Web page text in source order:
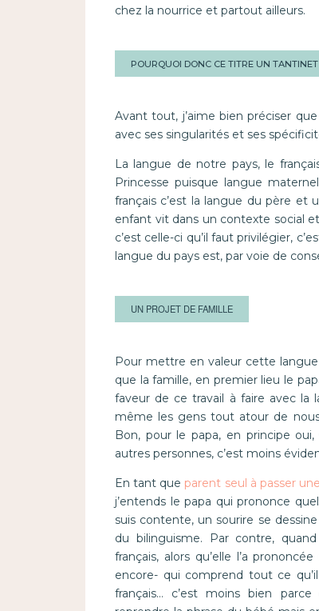
chez la nourrice et partout ailleurs.
POURQUOI DONC CE TITRE UN
Avant tout, j’aime bien préciser
avec ses singularités et ses
La langue de notre pays, le
Princesse puisque langue
français c’est la langue du père et
enfant vit dans un contexte social
c’est celle-ci qu’il faut privilégier,
langue du pays est, par voie de
UN PROJET DE FAMILLE
Pour mettre en valeur cette
que la famille, en premier lieu le
faveur de ce travail à faire avec la
même les gens tout atour de nous
Bon, pour le papa, en principe
autres personnes, c’est moins
En tant que parent seul à passer
j’entends le papa qui prononce
suis contente, un sourire se
du bilinguisme. Par contre,
français, alors qu’elle l’a
encore- qui comprend tout ce
français… c’est moins bien